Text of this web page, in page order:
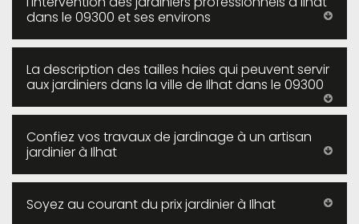
dans le 09300 et ses environs
La description des tailles haies qui peuvent servir
aux jardiniers dans la ville de Ilhat dans le 09300
Confiez vos travaux de jardinage à un artisan
jardinier à Ilhat
Soyez au courant du prix jardinier à Ilhat